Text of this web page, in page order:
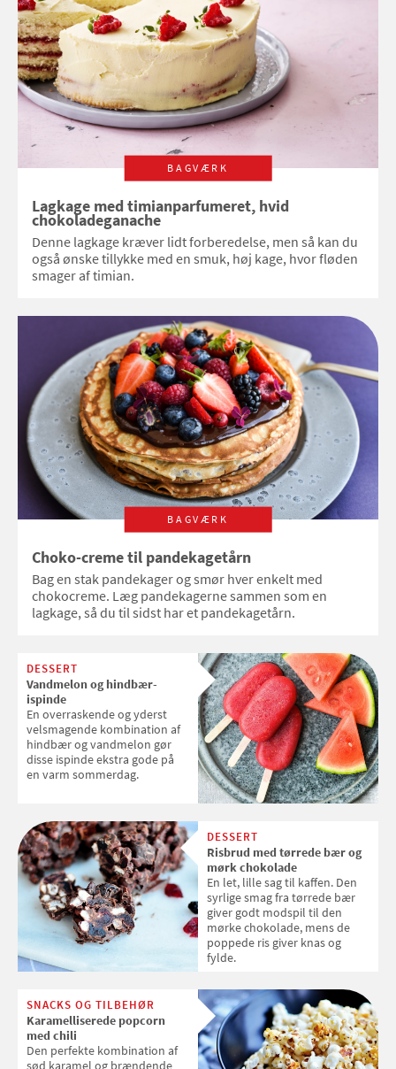
BAGVÆRK
Lagkage med timianparfumeret, hvid
chokoladeganache
Denne lagkage kræver lidt forberedelse, men så kan du
også ønske tillykke med en smuk, høj kage, hvor fløden
smager af timian.
BAGVÆRK
Choko-creme til pandekagetårn
Bag en stak pandekager og smør hver enkelt med
chokocreme. Læg pandekagerne sammen som en
lagkage, så du til sidst har et pandekagetårn.
DESSERT
Vandmelon og hindbær-
ispinde
En overraskende og yderst
velsmagende kombination af
hindbær og vandmelon gør
disse ispinde ekstra gode på
en varm sommerdag.
DESSERT
Risbrud med tørrede bær og
mørk chokolade
En let, lille sag til kaffen. Den
syrlige smag fra tørrede bær
giver godt modspil til den
mørke chokolade, mens de
poppede ris giver knas og
fylde.
SNACKS OG TILBEHØR
Karamelliserede popcorn
med chili
Den perfekte kombination af
sød karamel og brændende